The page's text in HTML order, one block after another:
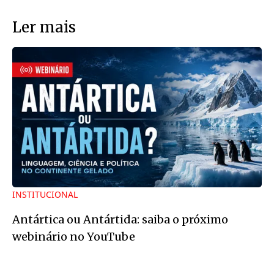
Ler mais
INSTITUCIONAL
Antártica ou Antártida: saiba o próximo
webinário no YouTube